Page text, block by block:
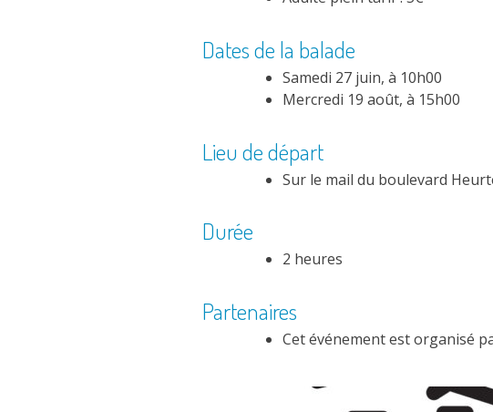
Dates de la balade
Samedi 27 juin, à 10h00
Mercredi 19 août, à 15h00
Lieu de départ
Sur le mail du boulevard
Durée
2 heures
Partenaires
Cet événement est organisé